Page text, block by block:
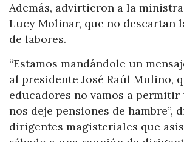
Además, advirtieron a la
Lucy Molinar, que no descartan
de labores.
“Estamos mandándole un
al presidente José Raúl Mulino,
educadores no vamos a permitir
nos deje pensiones de hambre”,
dirigentes magisteriales que